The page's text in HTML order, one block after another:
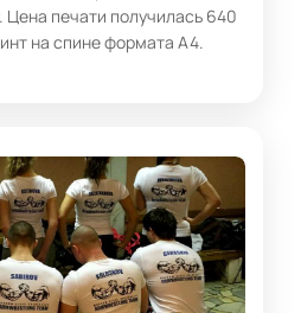
Цена печати получилась 640
на спине формата А4.